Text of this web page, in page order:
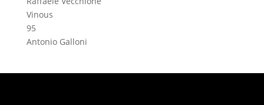
Vinous
95
Antonio Galloni